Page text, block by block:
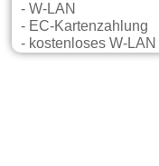
- W-LAN
- EC-Kartenzahlung
- kostenloses W-